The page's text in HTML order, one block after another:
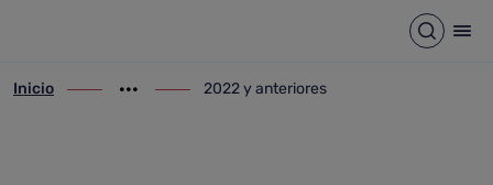
Abrir
ir-a inicio
Inicio
Mostrar opciones del camino de migas
ir-a 2022 y anteriores
2022 y anteriores